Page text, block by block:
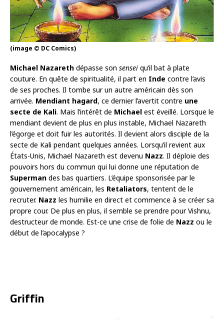
(image © DC Comics)
Michael Nazareth dépasse son sensei qu’il bat à plate
couture. En quête de spiritualité, il part en Inde contre l’avis
de ses proches. Il tombe sur un autre américain dès son
arrivée. Mendiant hagard, ce dernier l’avertit contre une
secte de Kali. Mais l’intérêt de Michael est éveillé. Lorsque le
mendiant devient de plus en plus instable, Michael Nazareth
l’égorge et doit fuir les autorités. Il devient alors disciple de la
secte de Kali pendant quelques années. Lorsqu’il revient aux
États-Unis, Michael Nazareth est devenu Nazz. Il déploie des
pouvoirs hors du commun qui lui donne une réputation de
Superman des bas quartiers. L’équipe sponsorisée par le
gouvernement américain, les Retaliators, tentent de le
recruter. Nazz les humilie en direct et commence à se créer sa
propre cour. De plus en plus, il semble se prendre pour Vishnu,
destructeur de monde. Est-ce une crise de folie de Nazz ou le
début de l’apocalypse ?
Griffin